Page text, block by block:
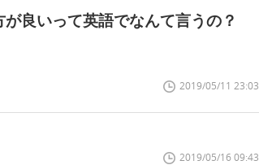
良いって英語でなんて言うの？
2019/05/11 23:03
2019/05/16 09:43